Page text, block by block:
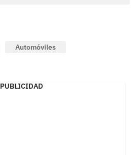
Automóviles
PUBLICIDAD